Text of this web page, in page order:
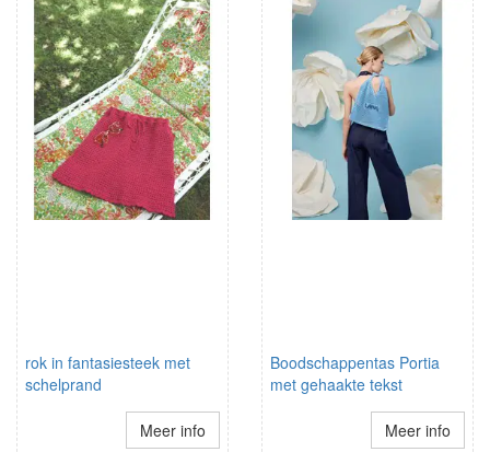
rok in fantasiesteek met
schelprand
Meer info
Boodschappentas Portia
met gehaakte tekst
Meer info